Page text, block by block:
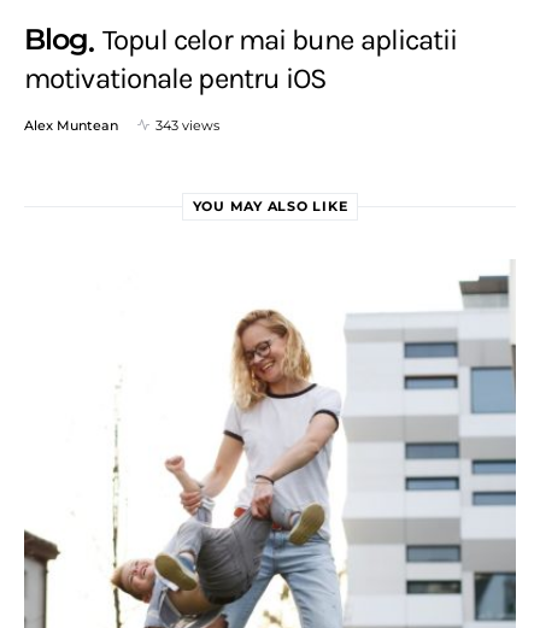
Blog Topul celor mai bune aplicatii
motivationale pentru iOS
Alex Muntean 343 views
YOU MAY ALSO LIKE